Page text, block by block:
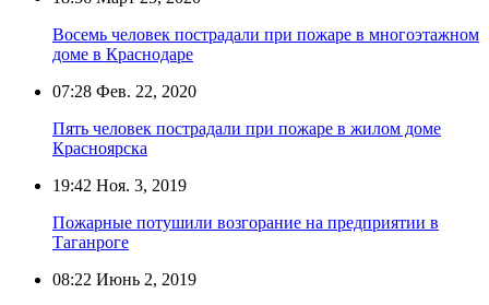
Восемь человек пострадали при пожаре в многоэтажном
доме в Краснодаре
07:28 Фев. 22, 2020
Пять человек пострадали при пожаре в жилом доме
Красноярска
19:42 Ноя. 3, 2019
Пожарные потушили возгорание на предприятии в
Таганроге
08:22 Июнь 2, 2019